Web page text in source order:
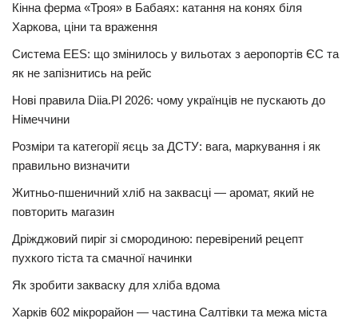
Кінна ферма «Троя» в Бабаях: катання на конях біля
Харкова, ціни та враження
Система EES: що змінилось у вильотах з аеропортів ЄС та
як не запізнитись на рейс
Нові правила Diia.Pl 2026: чому українців не пускають до
Німеччини
Розміри та категорії яєць за ДСТУ: вага, маркування і як
правильно визначити
Житньо-пшеничний хліб на заквасці — аромат, який не
повторить магазин
Дріжджовий пиріг зі смородиною: перевірений рецепт
пухкого тіста та смачної начинки
Як зробити закваску для хліба вдома
Харків 602 мікрорайон — частина Салтівки та межа міста